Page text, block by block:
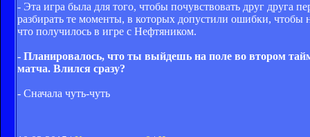
- Эта игра была для того, чтобы почувствовать друг друга
разбирать те моменты, в которых допустили ошибки, чтобы
что получилось в игре с Нефтяником.
- Планировалось, что ты выйдешь на поле во втором
матча. Влился сразу?
- Сначала чуть-чуть